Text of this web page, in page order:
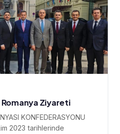
Romanya Ziyareti
KONFEDERASYONU
2023 tarihlerinde